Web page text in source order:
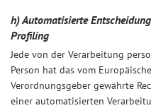
h) Automatisierte
Profiling
Jede von der Verarbeitung
Person hat das vom
Verordnungsgeber gewährte
einer automatisierten